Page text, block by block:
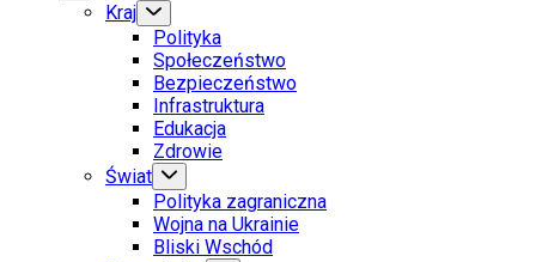
Kraj
Polityka
Społeczeństwo
Bezpieczeństwo
Infrastruktura
Edukacja
Zdrowie
Świat
Polityka zagraniczna
Wojna na Ukrainie
Bliski Wschód